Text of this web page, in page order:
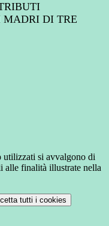
MADRI DI TRE
utilizzati si avvalgono di
alle finalità illustrate nella
tutti i cookies